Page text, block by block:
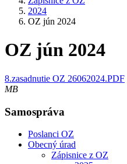
2024
OZ jún 2024
OZ jún 2024
8.zasadnutie OZ 26062024.PDF
MB
Samospráva
Poslanci OZ
Obecný úrad
Zápisnice z OZ